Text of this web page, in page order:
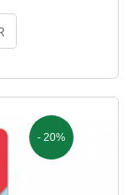
- 20%